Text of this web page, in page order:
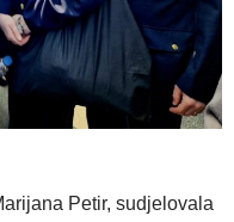
Petir, sudjelovala